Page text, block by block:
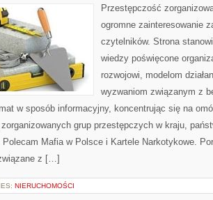
Przestępczość
ogromne zainteresowanie
czytelników. Strona
wiedzy poświęcone
rozwojowi, modelom
wyzwaniom związanym z
w sposób informacyjny, koncentrując się na
zorganizowanych grup przestępczych w kraju,
Polecam Mafia w Polsce i Kartele Narkotykowe.
z […]
NIERUCHOMOŚCI